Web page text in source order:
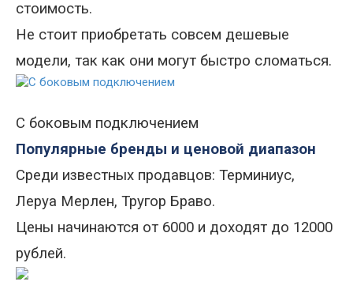
стоимость.
Не стоит приобретать совсем дешевые
модели, так как они могут быстро сломаться.
С боковым подключением
Популярные бренды и ценовой диапазон
Среди известных продавцов: Терминиус,
Леруа Мерлен, Тругор Браво.
Цены начинаются от 6000 и доходят до 12000
рублей.